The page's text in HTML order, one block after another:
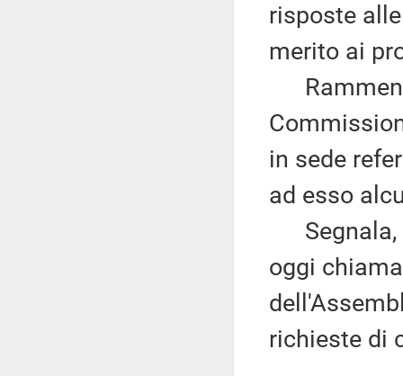
risposte
merito ai
in sede
ad esso
Segnala,
oggi
richieste di